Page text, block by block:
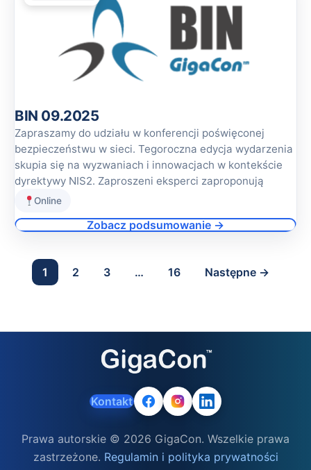
BIN 09.2025
Zapraszamy do udziału w konferencji poświęconej
bezpieczeństwu w sieci. Tegoroczna edycja wydarzenia
skupia się na wyzwaniach i innowacjach w kontekście
dyrektywy NIS2. Zaproszeni eksperci zaproponują
Online
Zobacz podsumowanie →
1 2 3 … 16 Następne →
Kontakt
Prawa autorskie © 2026 GigaCon. Wszelkie prawa
zastrzeżone. Regulamin i polityka prywatności